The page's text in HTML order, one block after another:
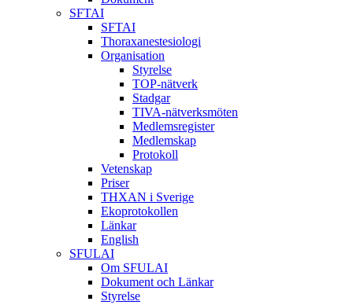
SFTAI
SFTAI
Thoraxanestesiologi
Organisation
Styrelse
TOP-nätverk
Stadgar
TIVA-nätverksmöten
Medlemsregister
Medlemskap
Protokoll
Vetenskap
Priser
THXAN i Sverige
Ekoprotokollen
Länkar
English
SFULAI
Om SFULAI
Dokument och Länkar
Styrelse